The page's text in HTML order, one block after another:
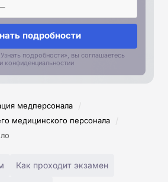
подробности
подробности», вы соглашаетесь
конфиденциальностии
медперсонала /
медицинского персонала /
Как проходит экзамен